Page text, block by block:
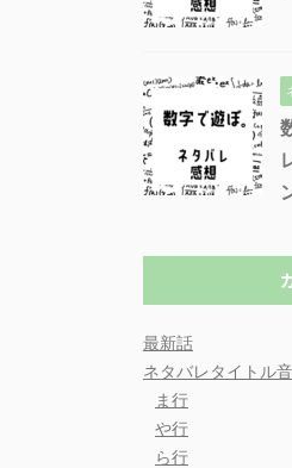
最新話
ネタバレタイトル音
ま行
や行
ら行